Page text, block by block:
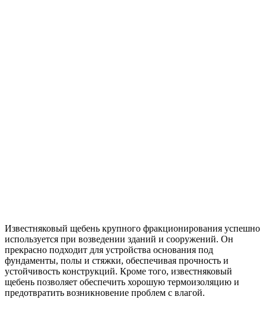
Известняковый щебень крупного фракционирования успешно
используется при возведении зданий и сооружений. Он
прекрасно подходит для устройства основания под
фундаменты, полы и стяжки, обеспечивая прочность и
устойчивость конструкций. Кроме того, известняковый
щебень позволяет обеспечить хорошую термоизоляцию и
предотвратить возникновение проблем с влагой.